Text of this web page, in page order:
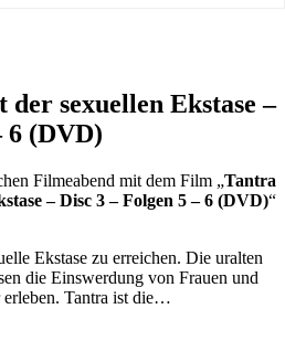
sexuellen Ekstase –
6 (DVD)
Filmeabend mit dem Film „Tantra
– Disc 3 – Folgen 5 – 6 (DVD)“
Ekstase zu erreichen. Die uralten
die Einswerdung von Frauen und
Tantra ist die…